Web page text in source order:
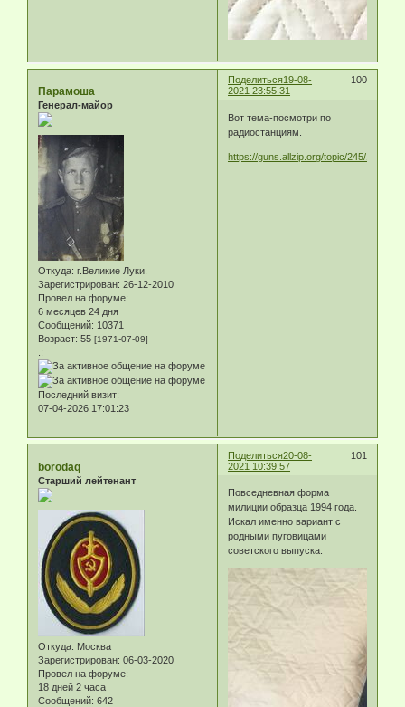
Поделиться 100
19-08-
2021 23:55:31
Парамоша
Генерал-майор
Откуда: г.Великие Луки.
Зарегистрирован: 26-12-2010
Провел на форуме:
6 месяцев 24 дня
Сообщений: 10371
Возраст: 55 [1971-07-09]
.:
Последний визит:
07-04-2026 17:01:23
Вот тема-посмотри по
радиостанциям.
https://guns.allzip.org/topic/245/
Поделиться 101
20-08-
2021 10:39:57
borodaq
Старший лейтенант
Откуда: Москва
Зарегистрирован: 06-03-2020
Провел на форуме:
18 дней 2 часа
Сообщений: 642
Повседневная форма
милиции образца 1994 года.
Искал именно вариант с
родными пуговицами
советского выпуска.